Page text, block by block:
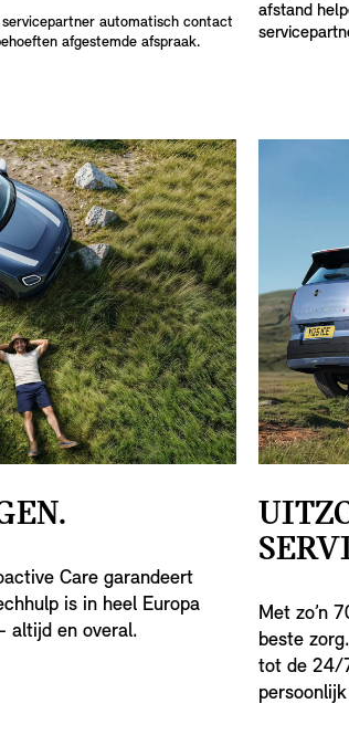
automatisch contact
afgestemde afspraak.
afstand
Care garandeert
is in heel Europa
altijd en overal.
Met zo’n
beste
tot de 24/